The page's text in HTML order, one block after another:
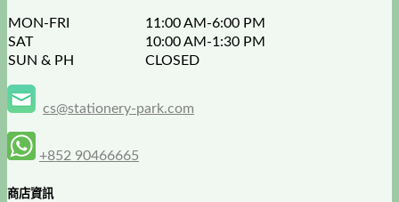
MON-FRI
11:00 AM-6:00 PM
SAT
10:00 AM-1:30 PM
SUN & PH
CLOSED
cs@stationery-park.com
+852 90466665
商店資訊